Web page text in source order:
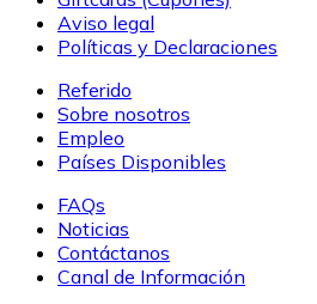
ComprarUniswap
UNI
Aviso legal
Políticas y Declaraciones
Referido
Sobre nosotros
Empleo
Países Disponibles
FAQs
Noticias
Contáctanos
Canal de Información